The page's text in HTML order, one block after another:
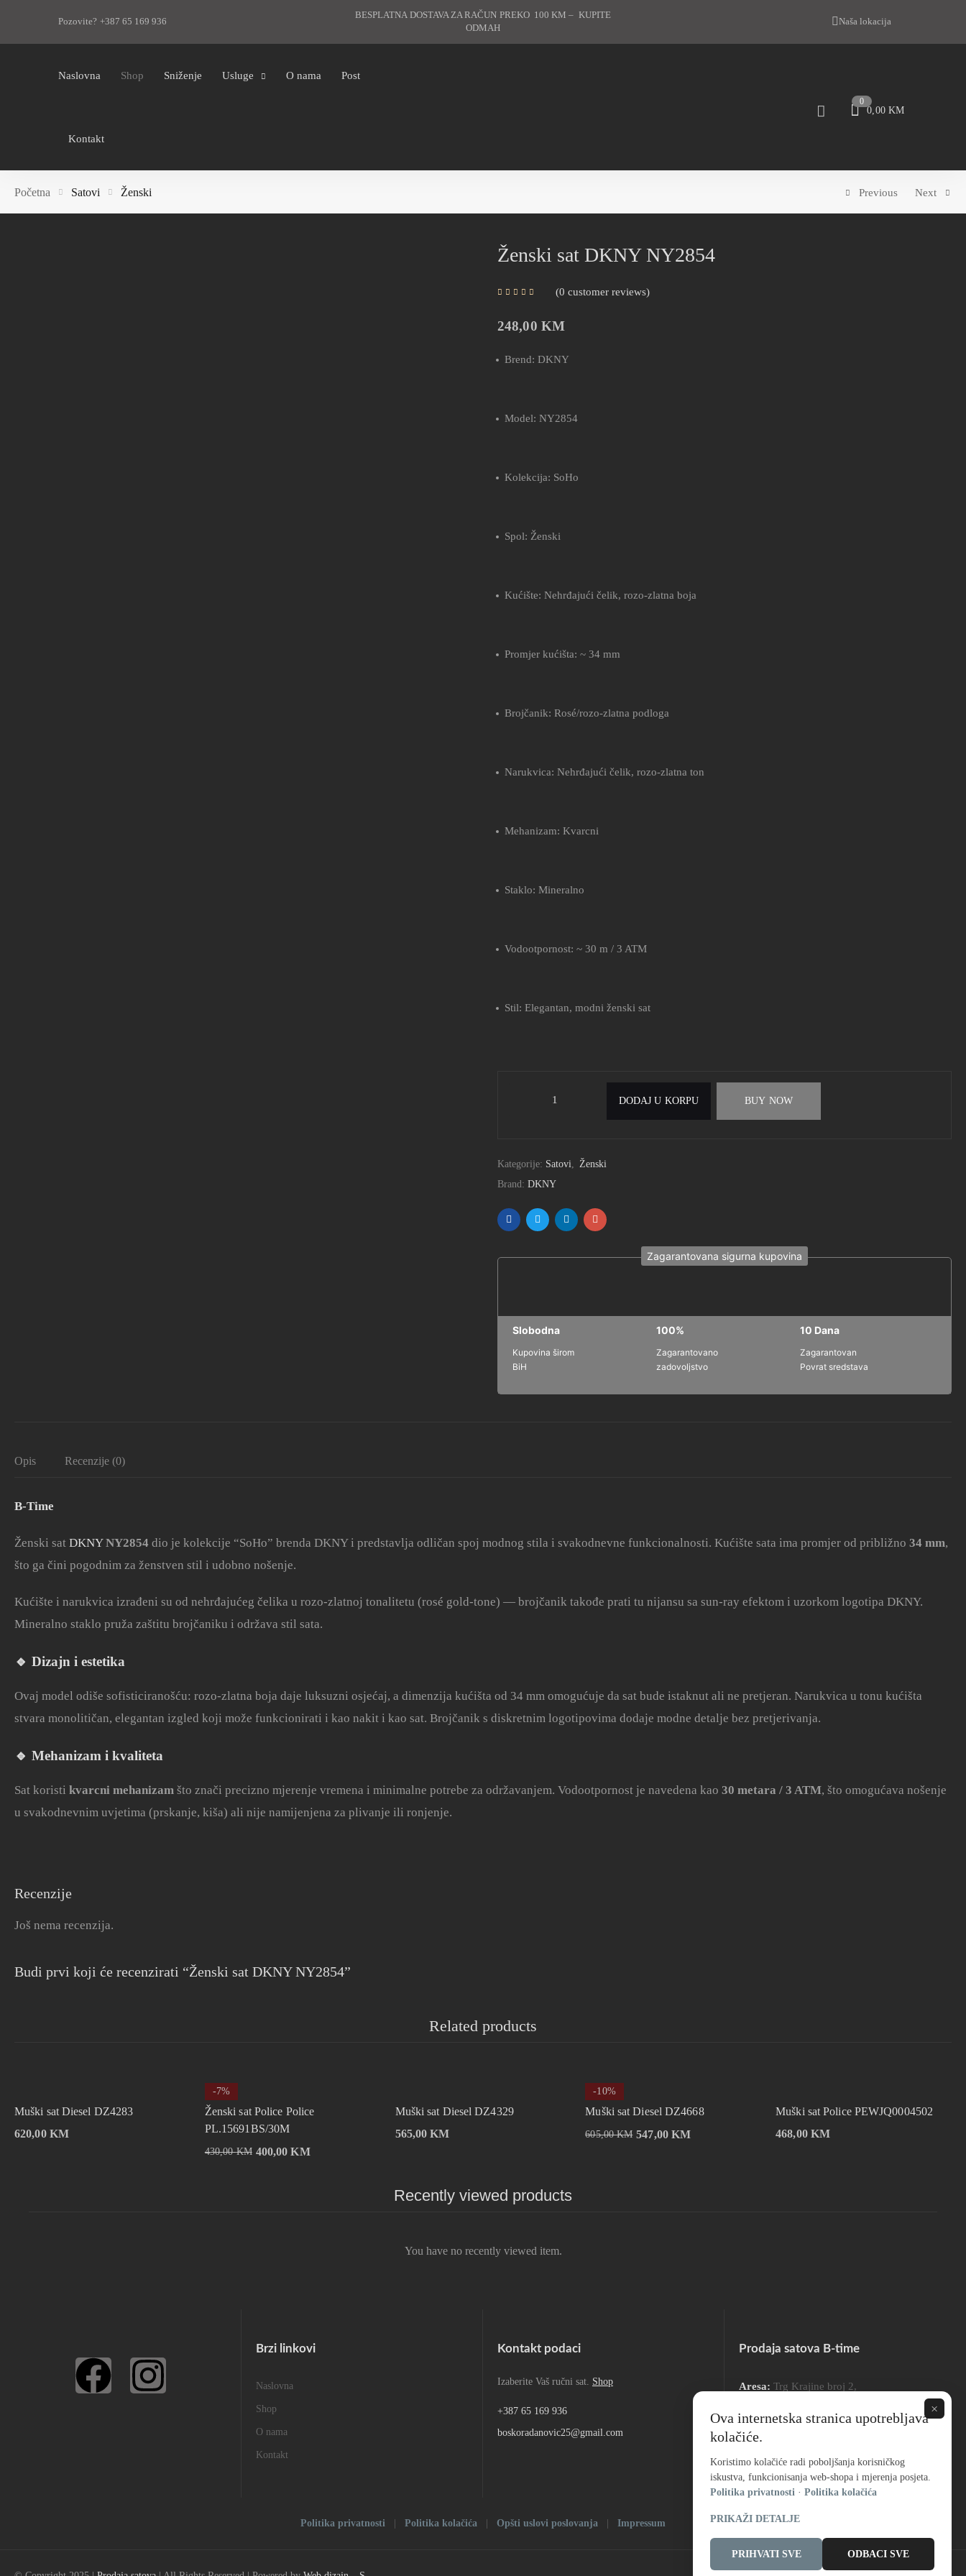
Pozovite? +387 65 169 936
BESPLATNA DOSTAVA ZA RAČUN PREKO 100 KM – KUPITE
ODMAH
Naša lokacija
Naslovna Shop Sniženje Usluge O nama Post
Kontakt
0
0,00 KM
Početna Satovi Ženski Previous Next
Ženski sat DKNY NY2854
0 customer reviews
248,00 KM
Brend: DKNY
Model: NY2854
Kolekcija: SoHo
Spol: Ženski
Kućište: Nehrđajući čelik, rozo-zlatna boja
Promjer kućišta: ~ 34 mm
Brojčanik: Rosé/rozo-zlatna podloga
Narukvica: Nehrđajući čelik, rozo-zlatna ton
Mehanizam: Kvarcni
Staklo: Mineralno
Vodootpornost: ~ 30 m / 3 ATM
Stil: Elegantan, modni ženski sat
DODAJ U KORPU BUY NOW
Kategorije: Satovi, Ženski
Brand: DKNY
Zagarantovana sigurna kupovina
Slobodna
Kupovina širom
BiH
100%
Zagarantovano
zadovoljstvo
10 Dana
Zagarantovan
Povrat sredstava
Opis Recenzije (0)
B-Time
Ženski sat DKNY NY2854 dio je kolekcije “SoHo” brenda DKNY i predstavlja odličan spoj modnog stila i svakodnevne funkcionalnosti. Kućište sata ima promjer od približno 34 mm,
što ga čini pogodnim za ženstven stil i udobno nošenje.
Kućište i narukvica izrađeni su od nehrđajućeg čelika u rozo-zlatnoj tonalitetu (rosé gold-tone) — brojčanik takođe prati tu nijansu sa sun-ray efektom i uzorkom logotipa DKNY.
Mineralno staklo pruža zaštitu brojčaniku i održava stil sata.
🔹 Dizajn i estetika
Ovaj model odiše sofisticiranošću: rozo-zlatna boja daje luksuzni osjećaj, a dimenzija kućišta od 34 mm omogućuje da sat bude istaknut ali ne pretjeran. Narukvica u tonu kućišta
stvara monolitičan, elegantan izgled koji može funkcionirati i kao nakit i kao sat. Brojčanik s diskretnim logotipovima dodaje modne detalje bez pretjerivanja.
🔹 Mehanizam i kvaliteta
Sat koristi kvarcni mehanizam što znači precizno mjerenje vremena i minimalne potrebe za održavanjem. Vodootpornost je navedena kao 30 metara / 3 ATM, što omogućava nošenje
u svakodnevnim uvjetima (prskanje, kiša) ali nije namijenjena za plivanje ili ronjenje.
Recenzije
Još nema recenzija.
Budi prvi koji će recenzirati “Ženski sat DKNY NY2854”
Related products
Muški sat Diesel DZ4283
620,00 KM
-7%
Ženski sat Police Police
PL.15691BS/30M
430,00KM 400,00KM
Muški sat Diesel DZ4329
565,00KM
-10%
Muški sat Diesel DZ4668
605,00KM 547,00 KM
Muški sat Police PEWJQ0004502
468,00 KM
Recently viewed products
You have no recently viewed item.
Brzi linkovi
Naslovna
Shop
O nama
Kontakt
Kontakt podaci
Izaberite Vaš ručni sat. Shop
+387 65 169 936
boskoradanovic25@gmail.com
Prodaja satova B-time
Aresa: Trg Krajine broj 2,
Radno vrijeme:
9:00 – 18:00 Ponedeljak – Petak
9:00 – 16:00 Subota
Politika privatnosti Politika kolačića Opšti uslovi poslovanja Impressum
×
Ova internetska stranica upotrebljava
kolačiće.
Koristimo kolačiće radi poboljšanja korisničkog
iskustva, funkcionisanja web-shopa i mjerenja posjeta.
Politika privatnosti · Politika kolačića
PRIKAŽI DETALJE
PRIHVATI SVE ODBACI SVE